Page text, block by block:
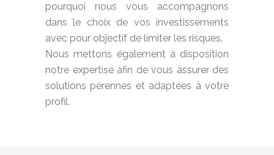
pourquoi nous vous accompagnons
dans le choix de vos investissements
avec pour objectif de limiter les risques.
Nous mettons également à disposition
notre expertise afin de vous assurer des
solutions pérennes et adaptées à votre
profil.